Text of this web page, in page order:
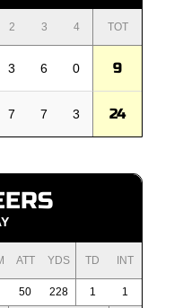
2 3 4 TOT
3 6 0 9
7 7 3 24
ATT YDS TD INT
50 228 1 1